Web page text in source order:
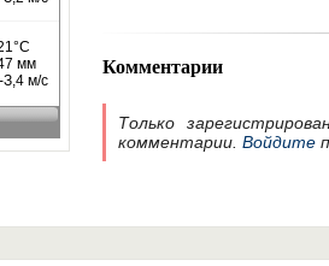
Комментарии
Только
комментарии. Войдите